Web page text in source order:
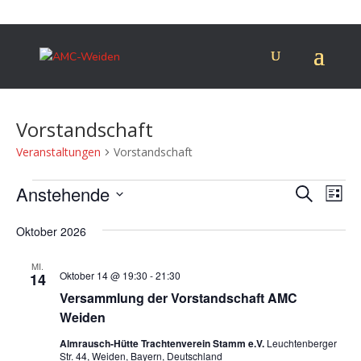
Vorstandschaft
Veranstaltungen Vorstandschaft
Veranstaltungen
und
SucheListe
Anstehende
wählen.
Oktober 2026
MI.
14
Versammlung der Vorstandschaft AMC
Weiden
Oktober 14 @ 19:30 -21:30
Almrausch-Hütte Trachtenverein Stamm e.V. Leuchtenberger
Str. 44, Weiden, Bayern, Deutschland